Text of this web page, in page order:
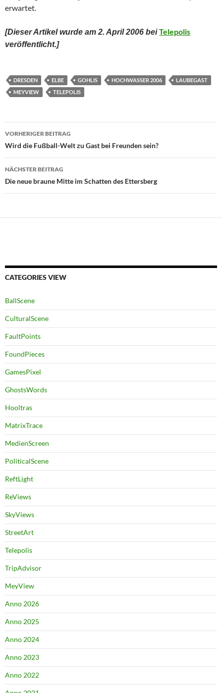
erwartet.
[Dieser Artikel wurde am 2. April 2006 beiTelepolis
veröffentlicht.]
DRESDEN ELBE GOHLIS HOCHWASSER 2006
LAUBEGAST
MEYVIEW
TELEPOLIS
Beitragsnavigation
VORHERIGER BEITRAG
Wird die Fußball-Welt zu Gast bei Freunden sein?
NÄCHSTER BEITRAG
Die neue braune Mitte im Schatten des Ettersberg
CATEGORIES VIEW
BallScene
CulturalScene
FaultPoints
FoundPieces
GamesPixel
GhostsWords
Hooltras
MatrixTrace
MedienScreen
PoliticalScene
ReftLight
ReViews
SkyViews
StreetArt
Telepolis
TripAdvisor
MeyView
Anno 2026
Anno 2025
Anno 2024
Anno 2023
Anno 2022